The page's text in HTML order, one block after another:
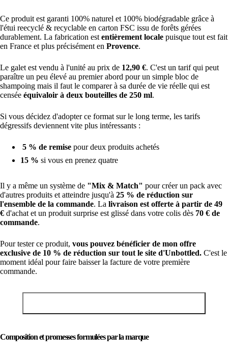
Ce produit est garanti 100% naturel et 100% biodégradable grâce à
l'étui reecyclé & recyclable en carton FSC issu de forêts gérées
durablement. La fabrication est entièrement locale puisque tout est fait
en France et plus précisément en Provence.
Le galet est vendu à l'unité au prix de 12,90 €. C'est un tarif qui peut
paraître un peu élevé au premier abord pour un simple bloc de
shampoing mais il faut le comparer à sa durée de vie réelle qui est
censée équivaloir à deux bouteilles de 250 ml.
Si vous décidez d'adopter ce format sur le long terme, les tarifs
dégressifs deviennent vite plus intéressants :
5 % de remise pour deux produits achetés
15 % si vous en prenez quatre
Il y a même un système de "Mix & Match" pour créer un pack avec
d'autres produits et atteindre jusqu'à 25 % de réduction sur
l'ensemble de la commande. La livraison est offerte à partir de 49
€ d'achat et un produit surprise est glissé dans votre colis dès 70 € de
commande.
Pour tester ce produit, vous pouvez bénéficier de mon offre
exclusive de 10 % de réduction sur tout le site d'Unbottled. C'est le
moment idéal pour faire baisser la facture de votre première
commande.
Composition et promesses formulées par la marque